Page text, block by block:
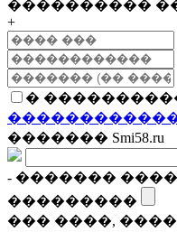
����������
+
�
������� Smi58.ru
- �������
���������
��� ����,